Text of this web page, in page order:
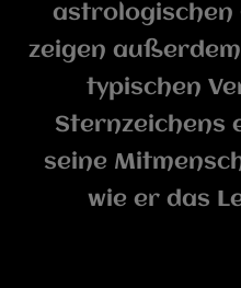
astrologischen
zeigen
typischen
Sternzeichens
seine
wie er das